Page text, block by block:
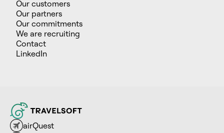
Our customers
Our partners
Our commitments
We are recruiting
Contact
LinkedIn
airQuest